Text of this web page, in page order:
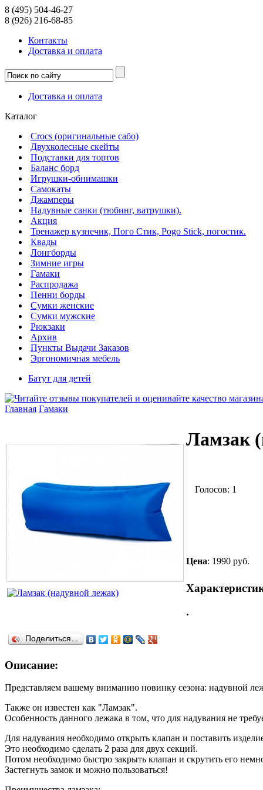
8 (495) 504-46-27
8 (926) 216-68-85
Контакты
Доcтавка и оплата
Доcтавка и оплата
Каталог
Crocs (оригинальные сабо)
Двухколесные скейты
Подставки для тортов
Баланс борд
Игрушки-обнимашки
Самокаты
Джамперы
Надувные санки (тюбинг, ватрушки).
Акция
Тренажер кузнечик, Пого Стик, Pogo Stick, погостик.
Квады
Лонгборды
Зимние игры
Гамаки
Распродажа
Пенни борды
Сумки женские
Сумки мужские
Рюкзаки
Архив
Пункты Выдачи Заказов
Эргономичная мебель
Батут для детей
Главная Гамаки
Ламзак
Голосов: 1
Цена: 1990 руб.
.
Поделиться…
Описание:
Представляем вашему вниманию новинку сезона: надувной
Также он известен как "Ламзак".
Особенность данного лежака в том, что для надувания не
Для надувания необходимо открыть клапан и поставить
Это необходимо сделать 2 раза для двух секций.
Потом необходимо быстро закрыть клапан и скрутить его
Застегнуть замок и можно пользоваться!